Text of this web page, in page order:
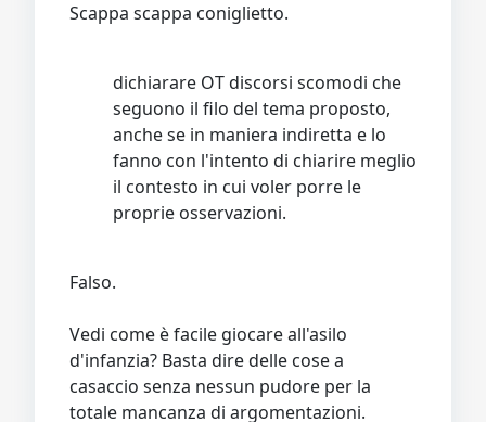
Scappa scappa coniglietto.
dichiarare OT discorsi scomodi che
seguono il filo del tema proposto,
anche se in maniera indiretta e lo
fanno con l'intento di chiarire meglio
il contesto in cui voler porre le
proprie osservazioni.
Falso.
Vedi come è facile giocare all'asilo
d'infanzia? Basta dire delle cose a
casaccio senza nessun pudore per la
totale mancanza di argomentazioni.